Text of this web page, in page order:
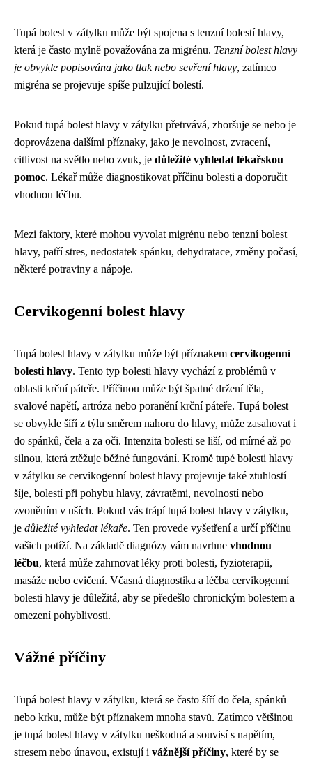
Tupá bolest v zátylku může být spojena s tenzní bolestí hlavy,
která je často mylně považována za migrénu. Tenzní bolest hlavy
je obvykle popisována jako tlak nebo sevření hlavy, zatímco
migréna se projevuje spíše pulzující bolestí.
Pokud tupá bolest hlavy v zátylku přetrvává, zhoršuje se nebo je
doprovázena dalšími příznaky, jako je nevolnost, zvracení,
citlivost na světlo nebo zvuk, je důležité vyhledat lékařskou
pomoc. Lékař může diagnostikovat příčinu bolesti a doporučit
vhodnou léčbu.
Mezi faktory, které mohou vyvolat migrénu nebo tenzní bolest
hlavy, patří stres, nedostatek spánku, dehydratace, změny počasí,
některé potraviny a nápoje.
Cervikogenní bolest hlavy
Tupá bolest hlavy v zátylku může být příznakem cervikogenní
bolesti hlavy. Tento typ bolesti hlavy vychází z problémů v
oblasti krční páteře. Příčinou může být špatné držení těla,
svalové napětí, artróza nebo poranění krční páteře. Tupá bolest
se obvykle šíří z týlu směrem nahoru do hlavy, může zasahovat i
do spánků, čela a za oči. Intenzita bolesti se liší, od mírné až po
silnou, která ztěžuje běžné fungování. Kromě tupé bolesti hlavy
v zátylku se cervikogenní bolest hlavy projevuje také ztuhlostí
šíje, bolestí při pohybu hlavy, závratěmi, nevolností nebo
zvoněním v uších. Pokud vás trápí tupá bolest hlavy v zátylku,
je důležité vyhledat lékaře. Ten provede vyšetření a určí příčinu
vašich potíží. Na základě diagnózy vám navrhne vhodnou
léčbu, která může zahrnovat léky proti bolesti, fyzioterapii,
masáže nebo cvičení. Včasná diagnostika a léčba cervikogenní
bolesti hlavy je důležitá, aby se předešlo chronickým bolestem a
omezení pohyblivosti.
Vážné příčiny
Tupá bolest hlavy v zátylku, která se často šíří do čela, spánků
nebo krku, může být příznakem mnoha stavů. Zatímco většinou
je tupá bolest hlavy v zátylku neškodná a souvisí s napětím,
stresem nebo únavou, existují i vážnější příčiny, které by se